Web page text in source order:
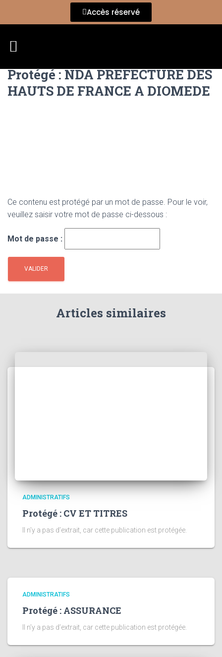
Accès réservé
Protégé : NDA PREFECTURE DES
HAUTS DE FRANCE A DIOMEDE
Ce contenu est protégé par un mot de passe. Pour le voir,
veuillez saisir votre mot de passe ci-dessous :
Mot de passe :
Articles similaires
ADMINISTRATIFS
Protégé : CV ET TITRES
Il n’y a pas d’extrait, car cette publication est protégée.
ADMINISTRATIFS
Protégé : ASSURANCE
Il n’y a pas d’extrait, car cette publication est protégée.